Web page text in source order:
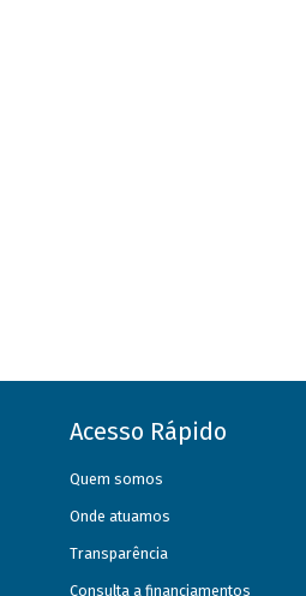
Acesso Rápido
Quem somos
Onde atuamos
Transparência
Consulta a financiamentos